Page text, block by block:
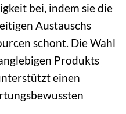
bei, indem sie die
Austauschs
schont. Die Wahl
Produkts
einen